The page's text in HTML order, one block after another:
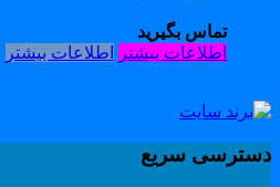
تماس بگیرید
اطلاعات بیشتر اطلاعات بیشتر
سریع